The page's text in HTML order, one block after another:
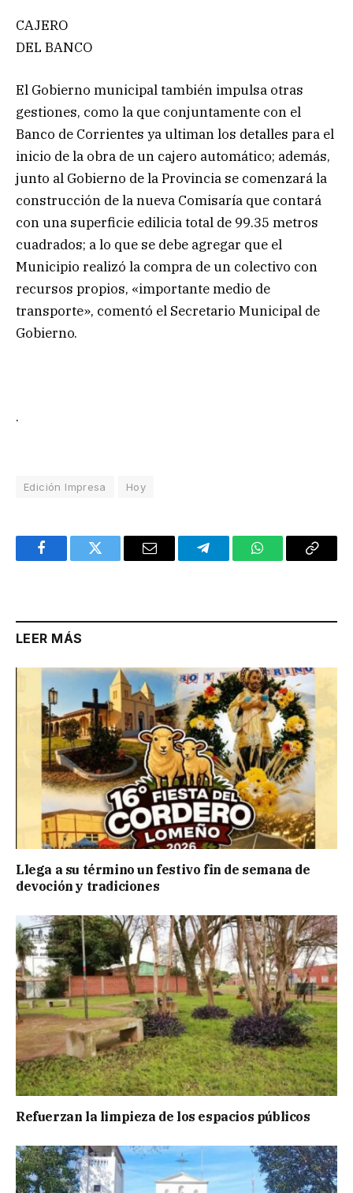
CAJERO
DEL BANCO
El Gobierno municipal también impulsa otras
gestiones, como la que conjuntamente con el
Banco de Corrientes ya ultiman los detalles para el
inicio de la obra de un cajero automático; además,
junto al Gobierno de la Provincia se comenzará la
construcción de la nueva Comisaría que contará
con una superficie edilicia total de 99.35 metros
cuadrados; a lo que se debe agregar que el
Municipio realizó la compra de un colectivo con
recursos propios, «importante medio de
transporte», comentó el Secretario Municipal de
Gobierno.
.
Edición Impresa Hoy
FacebookTwitter Email TelegramWhatsAppCopy
LEER MÁS
Llega a su término un festivo fin de semana de
devoción y tradiciones
Refuerzan la limpieza de los espacios públicos